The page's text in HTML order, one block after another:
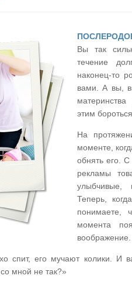
Вы так
течение
наконец-то
вами. А вы,
этим
На
моменте,
обнять его.
рекламы
улыбчивые,
Теперь,
понимаете,
момента
воображение.
спит, его мучают колики. И
мной не так?»